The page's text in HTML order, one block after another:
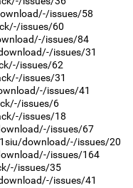
issues/58
issues/60
issues/84
issues/31
issues/62
issues/31
issues/41
issues/6
issues/18
issues/67
download/-/issues/20
issues/164
issues/35
issues/41